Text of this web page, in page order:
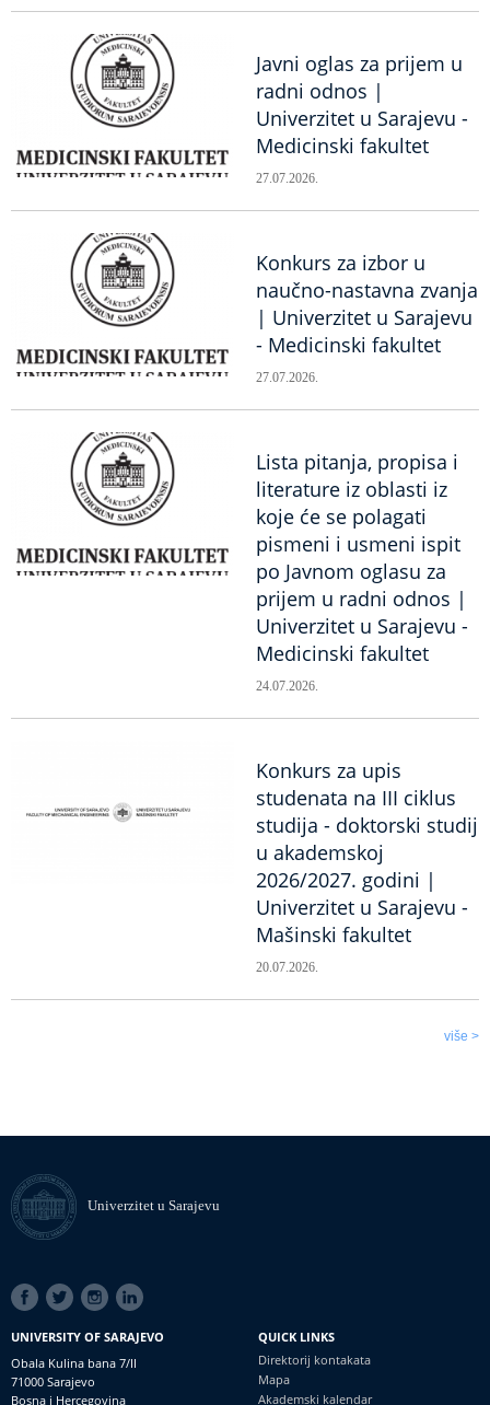
Javni oglas za prijem u
radni odnos |
Univerzitet u Sarajevu -
Medicinski fakultet
27.07.2026.
Konkurs za izbor u
naučno-nastavna zvanja
| Univerzitet u Sarajevu
- Medicinski fakultet
27.07.2026.
Lista pitanja, propisa i
literature iz oblasti iz
koje će se polagati
pismeni i usmeni ispit
po Javnom oglasu za
prijem u radni odnos |
Univerzitet u Sarajevu -
Medicinski fakultet
24.07.2026.
Konkurs za upis
studenata na III ciklus
studija - doktorski studij
u akademskoj
2026/2027. godini |
Univerzitet u Sarajevu -
Mašinski fakultet
20.07.2026.
više >
Univerzitet u Sarajevu
SOCIAL
LINKS
UNIVERSITY OF SARAJEVO
Obala Kulina bana 7/II
71000 Sarajevo
Bosna i Hercegovina
QUICK LINKS
Direktorij kontakata
Mapa
Akademski kalendar